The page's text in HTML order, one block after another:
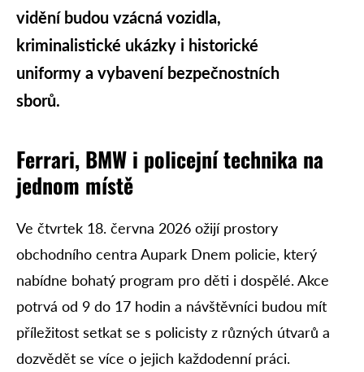
vidění budou vzácná vozidla,
kriminalistické ukázky i historické
uniformy a vybavení bezpečnostních
sborů.
Ferrari, BMW i policejní technika na
jednom místě
Ve čtvrtek 18. června 2026 ožijí prostory
obchodního centra Aupark Dnem policie, který
nabídne bohatý program pro děti i dospělé. Akce
potrvá od 9 do 17 hodin a návštěvníci budou mít
příležitost setkat se s policisty z různých útvarů a
dozvědět se více o jejich každodenní práci.